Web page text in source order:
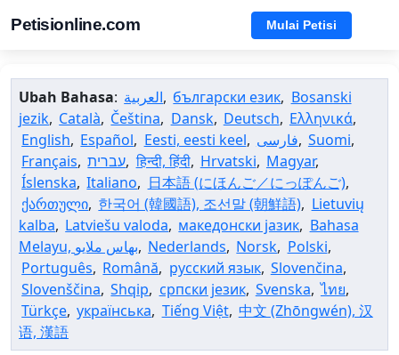
Petisionline.com Mulai Petisi
Ubah Bahasa: العربية, български език, Bosanski
jezik, Català, Čeština, Dansk, Deutsch, Ελληνικά,
English, Español, Eesti, eesti keel, فارسی, Suomi,
Français, עברית, हिन्दी, हिंदी, Hrvatski, Magyar,
Íslenska, Italiano, 日本語 (にほんご／にっぽんご),
ქართული, 한국어 (韓國語), 조선말 (朝鮮語), Lietuvių
kalba, Latviešu valoda, македонски јазик, Bahasa
, Nederlands, Norsk, Polski,
Português, Română, русский язык, Slovenčina,
Slovenščina, Shqip, српски језик, Svenska, ไทย,
Türkçe, українська, Tiếng Việt, 中文 (Zhōngwén), 汉
语, 漢語